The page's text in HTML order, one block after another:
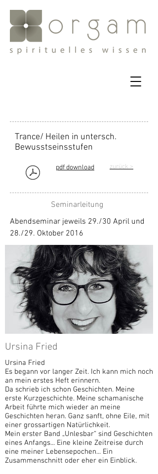
Trance/ Heilen in untersch.
Bewusstseinsstufen
pdf download zurück >
Seminarleitung
Abendseminar jeweils 29./30 April und
28./29. Oktober 2016
Ursina Fried
Ursina Fried
Es begann vor langer Zeit. Ich kann mich noch
an mein erstes Heft erinnern.
Da schrieb ich schon Geschichten. Meine
erste Kurzgeschichte. Meine schamanische
Arbeit führte mich wieder an meine
Geschichten heran. Ganz sanft, ohne Eile, mit
einer grossartigen Natürlichkeit.
Mein erster Band „Unlesbar“ sind Geschichten
eines Anfangs... Eine kleine Zeitreise durch
eine meiner Lebensepochen... Ein
Zusammenschnitt oder eher ein Einblick.